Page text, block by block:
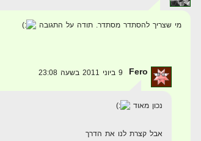
מי שצריך להסתדר מסתדר. תודה על התגובה
Fero
נכון מאוד
אבל קצרת לנו את הדרך